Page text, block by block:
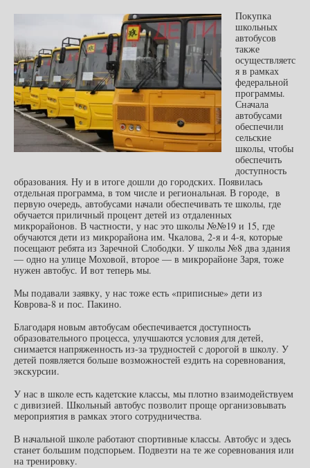
Покупка
школьных
автобусов
также
осуществляетс
я в рамках
федеральной
программы.
Сначала
автобусами
обеспечили
сельские
школы, чтобы
обеспечить
доступность
образования. Ну и в итоге дошли до городских. Появилась
отдельная программа, в том числе и региональная. В городе, в
первую очередь, автобусами начали обеспечивать те школы, где
обучается приличный процент детей из отдаленных
микрорайонов. В частности, у нас это школы №№19 и 15, где
обучаются дети из микрорайона им. Чкалова, 2-я и 4-я, которые
посещают ребята из Заречной Слободки. У школы №8 два здания
— одно на улице Моховой, второе — в микрорайоне Заря, тоже
нужен автобус. И вот теперь мы.
Мы подавали заявку, у нас тоже есть «приписные» дети из
Коврова-8 и пос. Пакино.
Благодаря новым автобусам обеспечивается доступность
образовательного процесса, улучшаются условия для детей,
снимается напряженность из-за трудностей с дорогой в школу. У
детей появляется больше возможностей ездить на соревнования,
экскурсии.
У нас в школе есть кадетские классы, мы плотно взаимодействуем
с дивизией. Школьный автобус позволит проще организовывать
мероприятия в рамках этого сотрудничества.
В начальной школе работают спортивные классы. Автобус и здесь
станет большим подспорьем. Подвезти на те же соревнования или
на тренировку.